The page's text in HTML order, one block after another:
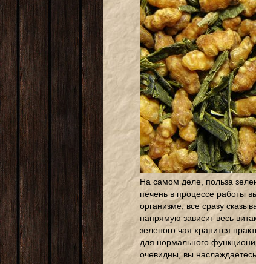
На самом деле, польза
печень в процессе работы
организме, все сразу
напрямую зависит весь
зеленого чая хранится
для нормального
очевидны, вы